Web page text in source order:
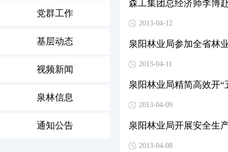
党群工作
基层动态
视频新闻
泉林信息
通知公告
森工集团总经济师李博
2013-04-12
泉阳林业局参加全省林
2013-04-11
泉阳林业局精简高效开“
2013-04-09
泉阳林业局开展安全生
2013-04-08